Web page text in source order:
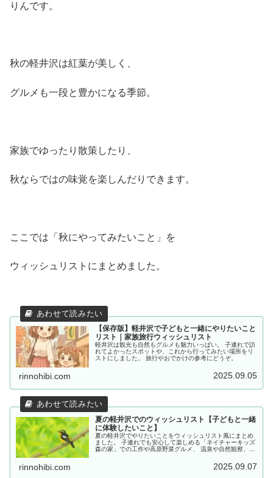
りんです。
秋の軽井沢は紅葉が美しく、
グルメも一段と豊かになる季節。
家族でゆったり散策したり、
秋ならではの味覚を楽しんだりできます。
ここでは「秋にやってみたいこと」を
ウィッシュリストにまとめました。
【保存版】軽井沢で子どもと一緒にやりたいこと
リスト｜家族旅行ウィッシュリスト
軽井沢は観光も自然もグルメも魅力いっぱい。 子連れで訪
れてよかったスポットや、これから行ってみたい場所をリ
ストにしました。 旅行やおでかけの参考にどうぞ。
rinnohibi.com 2025.09.05
夏の軽井沢でのウィッシュリスト【子どもと一緒
に体験したいこと】
夏の軽井沢でやりたいことをウィッシュリスト風にまとめ
ました。 子連れでも安心して楽しめる「ネイチャーキッズ
森の家」での工作や高原野菜グルメ、 温泉や自然観察、牧
rinnohibi.com 2025.09.07